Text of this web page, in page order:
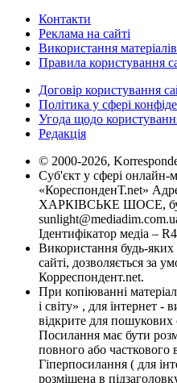
Контакти
Реклама на сайті
Використання
Правила користування
Договір користування
Політика у сфері
Угода щодо
Редакція
© 2000-2026,
Суб'єкт у сфері онлайн-
«КореспонденТ.net»
ХАРКІВСЬКЕ ШОСЕ,
Ідентифікатор медіа –
Використання будь-яких
сайті, дозволяється за
Корреспондент.net.
При копіюванні
і світу» , для інтернет -
відкрите для пошукових
Посилання має бути
повного або часткового
Гіперпосилання ( для
розміщена в